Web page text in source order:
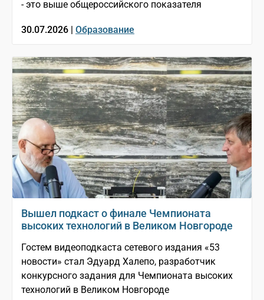
- это выше общероссийского показателя
30.07.2026 | Образование
Вышел подкаст о финале Чемпионата
высоких технологий в Великом Новгороде
Гостем видеоподкаста сетевого издания «53
новости» стал Эдуард Халепо, разработчик
конкурсного задания для Чемпионата высоких
технологий в Великом Новгороде